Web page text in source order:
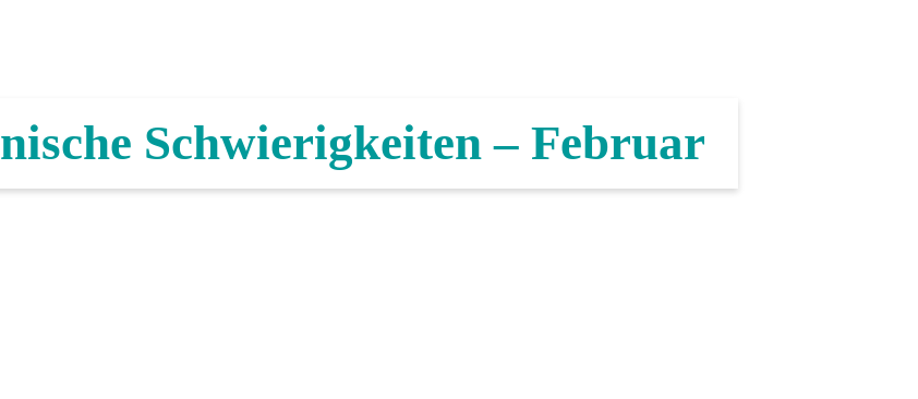
Schwierigkeiten – Februar